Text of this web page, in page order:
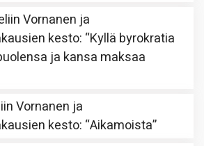
Vornanen ja
kesto: “Kyllä byrokratia
ja kansa maksaa
Vornanen ja
kesto: “Aikamoista”